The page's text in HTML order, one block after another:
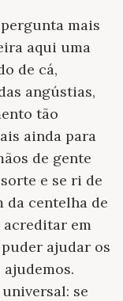
mais
aqui uma
de cá,
angústias,
tão
ainda para
de gente
e se ri de
da centelha de
acreditar em
ajudar os
se